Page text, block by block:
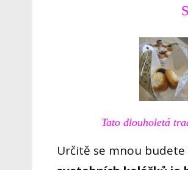
Tato dlouholetá
Určitě se mnou budete